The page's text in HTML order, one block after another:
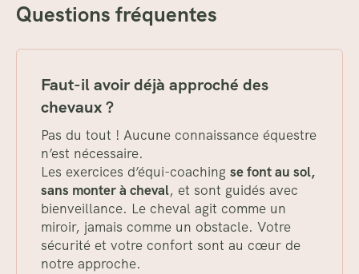
Questions fréquentes
Faut-il avoir déjà approché des
chevaux ?
Pas du tout ! Aucune connaissance équestre
n’est nécessaire.
Les exercices d’équi-coaching se font au sol,
sans monter à cheval, et sont guidés avec
bienveillance. Le cheval agit comme un
miroir, jamais comme un obstacle. Votre
sécurité et votre confort sont au cœur de
notre approche.